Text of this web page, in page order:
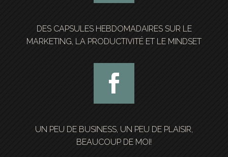
DES CAPSULES HEBDOMADAIRES SUR LE
MARKETING, LA PRODUCTIVITÉ ET LE MINDSET
UN PEU DE BUSINESS, UN PEU DE PLAISIR,
BEAUCOUP DE MOI!